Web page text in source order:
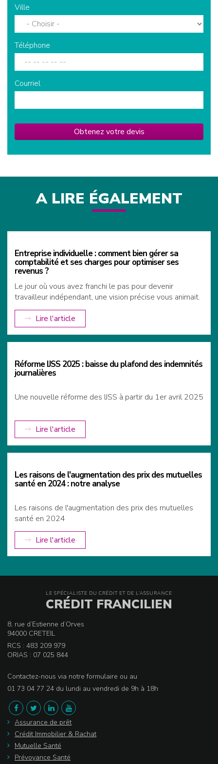
Ville
Téléphone
Courriel
Obtenez votre devis
A LIRE ÉGALEMENT
Entreprise individuelle : comment bien gérer sa
comptabilité et ses charges pour optimiser ses
revenus ?
Le jour où vous avez franchi le pas pour devenir
travailleur indépendant, une vision précise vous animait.
Lire l'article
Réforme IJSS 2025 : baisse du plafond des indemnités
journalières
Une nouvelle réforme des IJSS à partir du 1er avril 2025
Lire l'article
Les raisons de l'augmentation des prix des mutuelles
santé en 2024 : notre analyse
Les raisons de l'augmentation des prix des mutuelles
santé en 2024
Lire l'article
LE SPÉCIALISTE DU CRÉDIT ET DE L’ASSURANCE
CRÉDIT FRANCILIEN
8, rue d’Estienne d’Orves
94000 CRETEIL
RCS : 483 209 979
ORIAS : 07 025 844
Contactez-nous via notre formulaire ou au
01 73 04 77 24 du lundi au vendredi de 9h à 18h
Assurance de prêt
Crédit Immobilier & Rachat
Mutuelle Santé
Prévoyance Santé